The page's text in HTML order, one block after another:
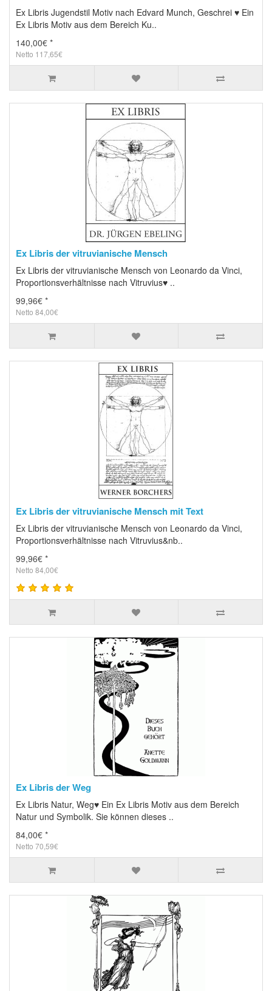
Ex Libris Jugendstil Motiv nach Edvard Munch, Geschrei ♥ Ein
Ex Libris Motiv aus dem Bereich Ku..
140,00€ *
Netto 117,65€
Ex Libris der vitruvianische Mensch
Ex Libris der vitruvianische Mensch von Leonardo da Vinci,
Proportionsverhältnisse nach Vitruvius♥ ..
99,96€ *
Netto 84,00€
Ex Libris der vitruvianische Mensch mit Text
Ex Libris der vitruvianische Mensch von Leonardo da Vinci,
Proportionsverhältnisse nach Vitruvius&nb..
99,96€ *
Netto 84,00€
Ex Libris der Weg
Ex Libris Natur, Weg♥ Ein Ex Libris Motiv aus dem Bereich
Natur und Symbolik. Sie können dieses ..
84,00€ *
Netto 70,59€